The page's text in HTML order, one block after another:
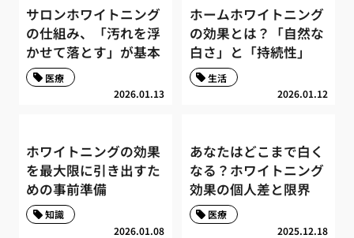
サロンホワイトニング
の仕組み、「汚れを浮
かせて落とす」が基本
2026.01.13
医療
ホームホワイトニング
の効果とは？「自然な
白さ」と「持続性」
2026.01.12
生活
ホワイトニングの効果
を最大限に引き出すた
めの事前準備
2026.01.08
知識
あなたはどこまで白く
なる？ホワイトニング
効果の個人差と限界
2025.12.18
医療